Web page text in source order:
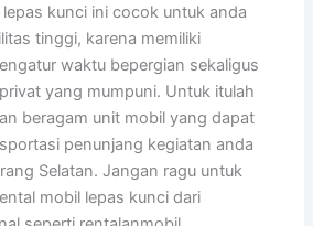
kunci ini cocok untuk anda
tinggi, karena memiliki
waktu bepergian sekaligus
yang mumpuni. Untuk itulah
beragam unit mobil yang dapat
penunjang kegiatan anda
Selatan. Jangan ragu untuk
mobil lepas kunci dari